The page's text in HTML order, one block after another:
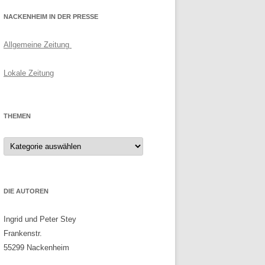
NACKENHEIM IN DER PRESSE
Allgemeine Zeitung
Lokale Zeitung
THEMEN
Themen
DIE AUTOREN
Ingrid und Peter Stey
Frankenstr.
55299 Nackenheim